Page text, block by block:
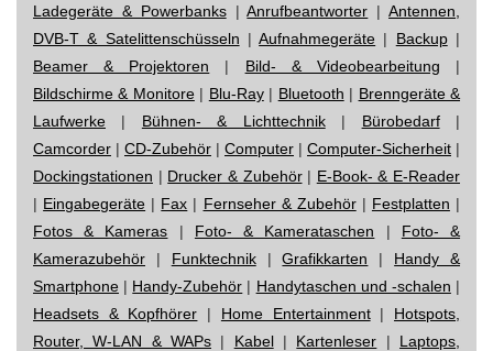
Ladegeräte & Powerbanks|Anrufbeantworter |Antennen,
DVB-T & Satelittenschüsseln |Aufnahmegeräte | Backup|
Beamer & Projektoren | Bild- & Videobearbeitung |
Bildschirme & Monitore| Blu-Ray| Bluetooth | Brenngeräte &
Laufwerke | Bühnen- & Lichttechnik| Bürobedarf|
Camcorder | CD-Zubehör | Computer | Computer-Sicherheit |
Dockingstationen | Drucker & Zubehör| E-Book- & E-Reader
| Eingabegeräte | Fax | Fernseher & Zubehör| Festplatten |
Fotos & Kameras | Foto- & Kamerataschen | Foto- &
Kamerazubehör | Funktechnik|Grafikkarten | Handy &
Smartphone | Handy-Zubehör | Handytaschen und -schalen |
Headsets & Kopfhörer | Home Entertainment| Hotspots,
Router, W-LAN & WAPs | Kabel| Kartenleser | Laptops,